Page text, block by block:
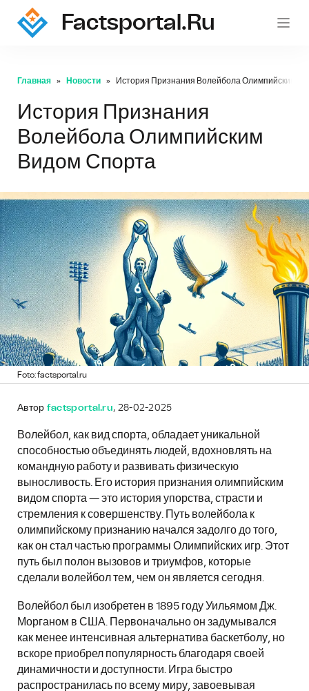
Factsportal.ru
Главная Новости История Признания Волейбола Олимпийским
История Признания
Волейбола Олимпийским
Видом Спорта
Foto: factsportal.ru
Автор factsportal.ru, 28-02-2025
Волейбол, как вид спорта, обладает уникальной
способностью объединять людей, вдохновлять на
командную работу и развивать физическую
выносливость. Его история признания олимпийским
видом спорта — это история упорства, страсти и
стремления к совершенству. Путь волейбола к
олимпийскому признанию начался задолго до того,
как он стал частью программы Олимпийских игр. Этот
путь был полон вызовов и триумфов, которые
сделали волейбол тем, чем он является сегодня.
Волейбол был изобретен в 1895 году Уильямом Дж.
Морганом в США. Первоначально он задумывался
как менее интенсивная альтернатива баскетболу, но
вскоре приобрел популярность благодаря своей
динамичности и доступности. Игра быстро
распространилась по всему миру, завоевывая